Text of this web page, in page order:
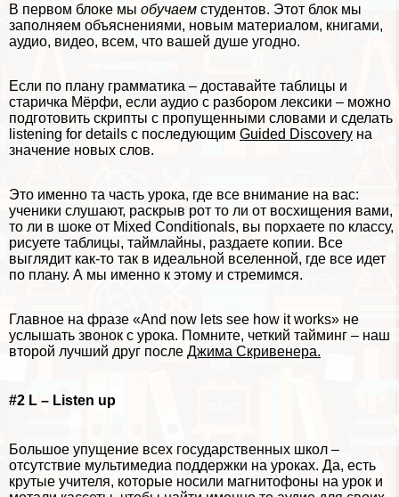
В первом блоке мы обучаем студентов. Этот блок мы
заполняем объяснениями, новым материалом, книгами,
аудио, видео, всем, что вашей душе угодно.
Если по плану грамматика – доставайте таблицы и
старичка Мёрфи, если аудио с разбором лексики – можно
подготовить скрипты с пропущенными словами и сделать
listening for details с последующим Guided Discovery на
значение новых слов.
Это именно та часть урока, где все внимание на вас:
ученики слушают, раскрыв рот то ли от восхищения вами,
то ли в шоке от Mixed Conditionals, вы порхаете по классу,
рисуете таблицы, таймлайны, раздаете копии. Все
выглядит как-то так в идеальной вселенной, где все идет
по плану. А мы именно к этому и стремимся.
Главное на фразе «And now lets see how it works» не
услышать звонок с урока. Помните, четкий тайминг – наш
второй лучший друг после Джима Скривенера.
#2 L – Listen up
Большое упущение всех государственных школ –
отсутствие мультимедиа поддержки на уроках. Да, есть
крутые учителя, которые носили магнитофоны на урок и